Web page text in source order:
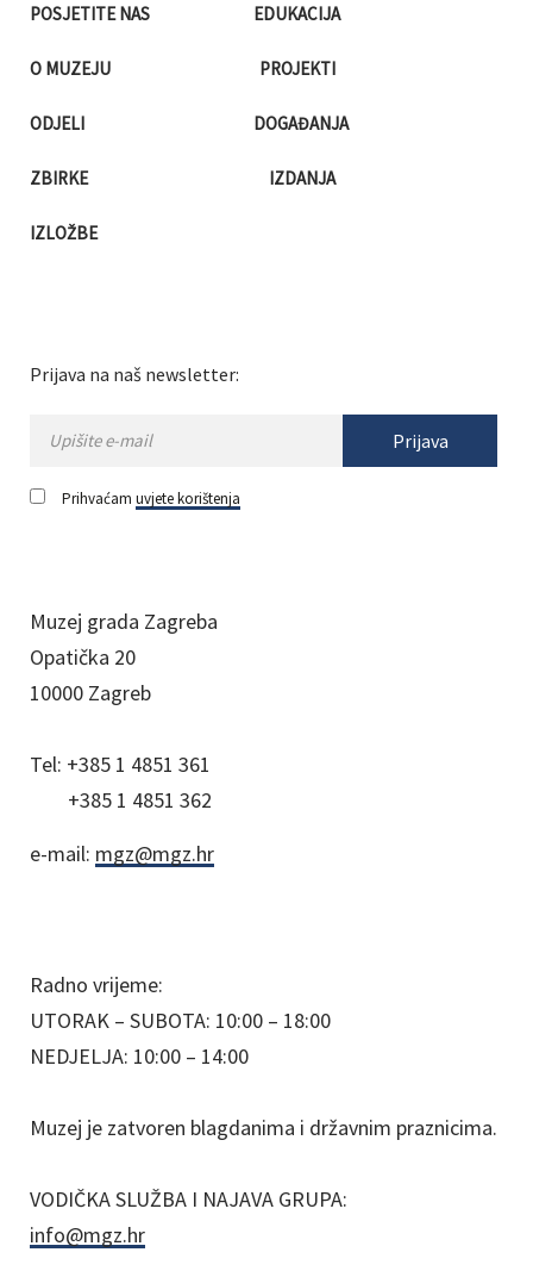
POSJETITE NAS
O MUZEJU
ODJELI
ZBIRKE
IZLOŽBE
EDUKACIJA
PROJEKTI
DOGAĐANJA
IZDANJA
Prijava na naš newsletter:
Prijava
Prihvaćam uvjete korištenja
Muzej grada Zagreba
Opatička 20
10000 Zagreb
Tel: +385 1 4851 361
+385 1 4851 362
e-mail: mgz@mgz.hr
Radno vrijeme:
UTORAK – SUBOTA: 10:00 – 18:00
NEDJELJA: 10:00 – 14:00
Muzej je zatvoren blagdanima i državnim praznicima.
VODIČKA SLUŽBA I NAJAVA GRUPA:
info@mgz.hr